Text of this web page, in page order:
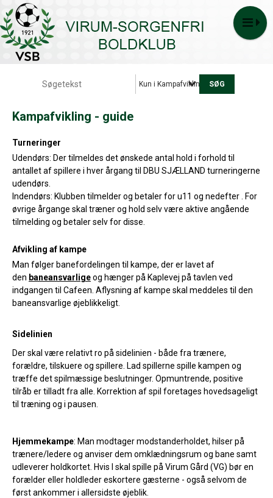
Kun i Kampafvikling - guide
Kampafvikling - guide
Turneringer
Udendørs: Der tilmeldes det ønskede antal hold i forhold til
antallet af spillere i hver årgang til DBU SJÆLLAND turneringerne
udendørs.
Indendørs: Klubben tilmelder og betaler for u11 og nedefter . For
øvrige årgange skal træner og hold selv være aktive angående
tilmelding og betaler selv for disse.
Afvikling af kampe
Man følger banefordelingen til kampe, der er lavet af
den baneansvarligeog hænger på Kaplevej på tavlen ved
indgangen til Cafeen. Aflysning af kampe skal meddeles til den
baneansvarlige øjeblikkeligt.
Sidelinien
Der skal være relativt ro på sidelinien - både fra trænere,
forældre, tilskuere og spillere. Lad spillerne spille kampen og
træffe det spilmæssige beslutninger. Opmuntrende, positive
tilråb er tilladt fra alle. Korrektion af spil foretages hovedsageligt
til træning og i pausen.
Hjemmekampe: Man modtager modstanderholdet, hilser på
trænere/ledere og anviser dem omklædningsrum og bane samt
udleverer holdkortet. Hvis I skal spille på Virum Gård (VG) bør en
forælder eller holdleder eskortere gæsterne - også selvom de
først ankommer i allersidste øjeblik.